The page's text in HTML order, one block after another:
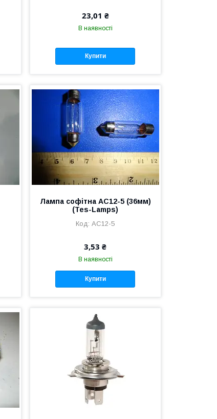
23,01 ₴
В наявності
Купити
Лампа софітна АС12-5 (36мм)
(Tes-Lamps)
АС12-5
3,53 ₴
В наявності
Купити